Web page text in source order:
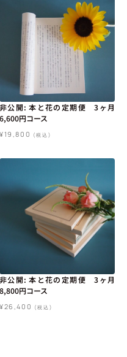
非公開: 本と花の定期便 3ヶ月
6,600円コース
¥19,800 (税込)
非公開: 本と花の定期便 3ヶ月
8,800円コース
¥26,400 (税込)